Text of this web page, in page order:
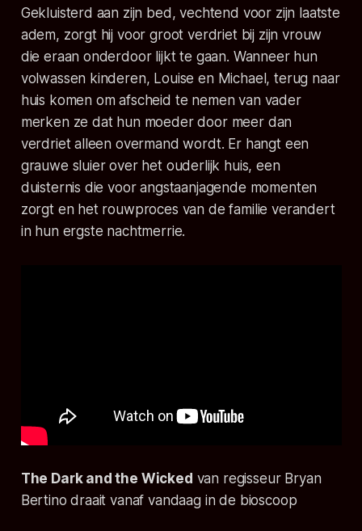
Gekluisterd aan zijn bed, vechtend voor zijn laatste
adem, zorgt hij voor groot verdriet bij zijn vrouw
die eraan onderdoor lijkt te gaan. Wanneer hun
volwassen kinderen, Louise en Michael, terug naar
huis komen om afscheid te nemen van vader
merken ze dat hun moeder door meer dan
verdriet alleen overmand wordt. Er hangt een
grauwe sluier over het ouderlijk huis, een
duisternis die voor angstaanjagende momenten
zorgt en het rouwproces van de familie verandert
in hun ergste nachtmerrie.
The Dark and the Wicked van regisseur Bryan
Bertino draait vanaf vandaag in de bioscoop